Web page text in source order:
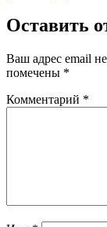
Оставить
Ваш адрес email
помечены *
Комментарий *